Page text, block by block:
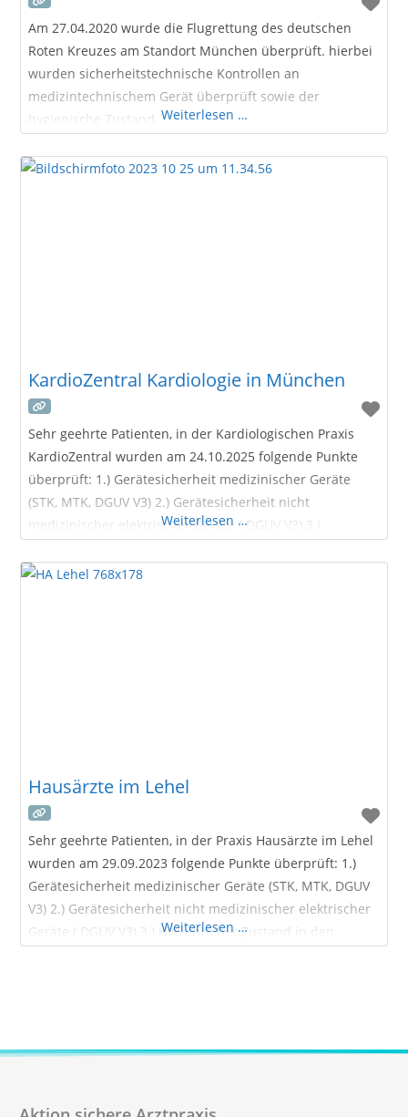
Am 27.04.2020 wurde die Flugrettung des deutschen
Roten Kreuzes am Standort München überprüft. hierbei
wurden sicherheitstechnische Kontrollen an
medizintechnischem Gerät überprüft sowie der
hygienische Zustand.Weiterlesen …
KardioZentral Kardiologie in München
Sehr geehrte Patienten, in der Kardiologischen Praxis
KardioZentral wurden am 24.10.2025 folgende Punkte
überprüft: 1.) Gerätesicherheit medizinischer Geräte
(STK, MTK, DGUV V3) 2.) Gerätesicherheit nicht
medizinischer elektrischer Geräte ( DGUV V3) 3.)
Arbeitssicherheit inkl. Geräteeinweisungen nach MPG
Weiterlesen …
Hausärzte im Lehel
Sehr geehrte Patienten, in der Praxis Hausärzte im Lehel
wurden am 29.09.2023 folgende Punkte überprüft: 1.)
Gerätesicherheit medizinischer Geräte (STK, MTK, DGUV
V3) 2.) Gerätesicherheit nicht medizinischer elektrischer
Geräte ( DGUV V3) 3.) Hygienischer Zustand in den
Weiterlesen …